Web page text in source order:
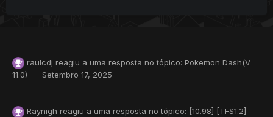
raulcdj reagiu a uma resposta no tópico: Pokemon Dash(V
11.0)
Setembro 17, 2025
Raynigh reagiu a uma resposta no tópico: [10.98] [TFS1.2]